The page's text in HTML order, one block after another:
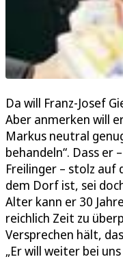
Da will Franz-Josef
Aber anmerken will
Markus neutral
behandeln“. Dass er
Freilinger – stolz auf
dem Dorf ist, sei
Alter kann er 30
reichlich Zeit zu
Versprechen hält,
„Er will weiter bei